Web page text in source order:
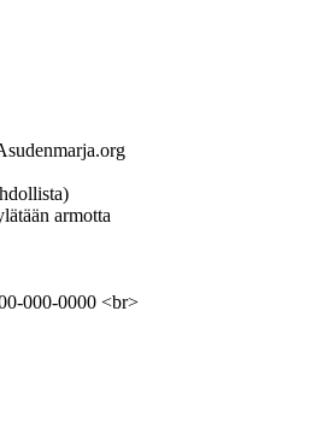
armotta
000-0000 <br>